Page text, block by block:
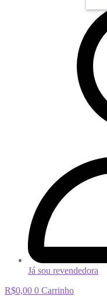
Já sou revendedora
R$0,00 0 Carrinho